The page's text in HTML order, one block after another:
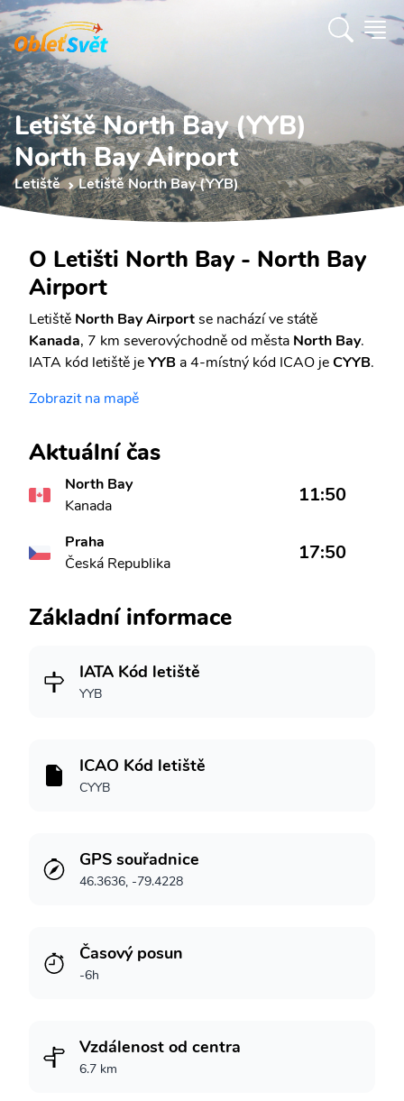
Letiště North Bay (YYB)
North Bay Airport
Letiště Letiště North Bay (YYB)
O Letišti North Bay - North Bay
Airport
Letiště North Bay Airportse nachází ve státě
Kanada, 7 km severovýchodně od města North Bay.
IATA kód letiště jeYYB a 4-místný kód ICAO jeCYYB.
Zobrazit na mapě
Aktuální čas
North Bay
Kanada
11:50
Praha
Česká Republika
17:50
Základní informace
IATA Kód letiště
YYB
ICAO Kód letiště
CYYB
GPS souřadnice
46.3636, -79.4228
Časový posun
-6h
Vzdálenost od centra
6.7 km